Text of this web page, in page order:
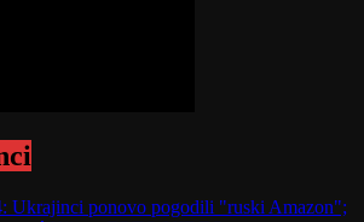
Ukrajinci ponovo pogodili "ruski Amazon";